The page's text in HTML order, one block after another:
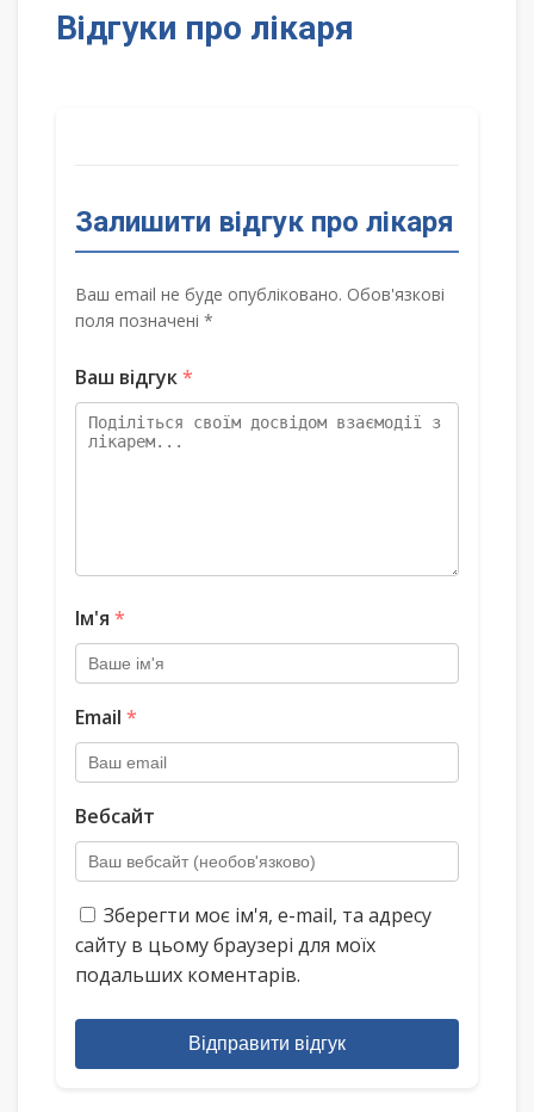
Відгуки про лікаря
Залишити відгук про лікаря
Ваш email не буде опубліковано. Обов'язкові
поля позначені *
Ваш відгук*
Ім'я *
Email *
Вебсайт
Зберегти моє ім'я, e-mail, та адресу
сайту в цьому браузері для моїх
подальших коментарів.
Відправити відгук